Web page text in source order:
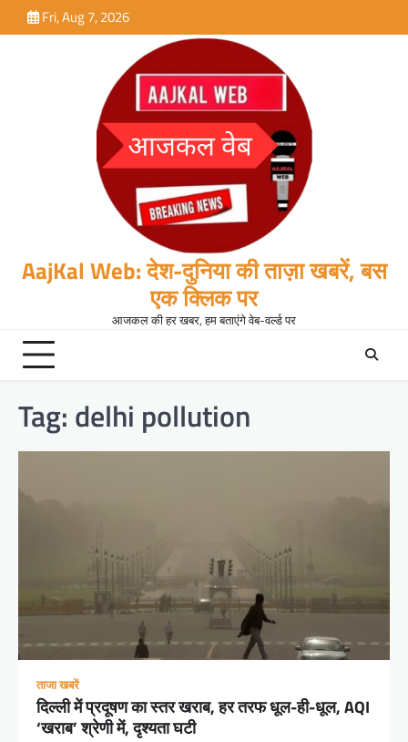
to
Fri, Aug 7, 2026
AajKal Web: देश-दुनिया की ताज़ा खबरें, बस
एक क्लिक पर
आजकल की हर खबर, हम बताएंगे वेब-वर्ल्ड पर
Tag: delhi pollution
ताजा खबरें
दिल्ली में प्रदूषण का स्तर खराब, हर तरफ धूल-ही-धूल, AQI
‘खराब’ श्रेणी में, दृश्यता घटी